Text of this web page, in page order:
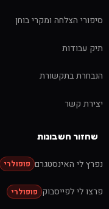
סיפורי הצלחה ומקרי בוחן
תיק עבודות
הנבחרת בתקשורת
יצירת קשר
שחזור חשבונות
נפרץ לי האינסטגרם פופולרי
פרצו לי לפייסבוק פופולרי